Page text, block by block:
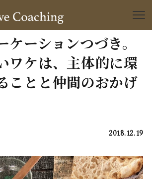
ケーションつづき。
ワケは、主体的に環
ことと仲間のおかげ
2018.12.19